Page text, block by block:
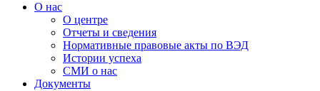
О нас
О центре
Отчеты и сведения
Нормативные правовые акты по ВЭД
Истории успеха
СМИ о нас
Документы